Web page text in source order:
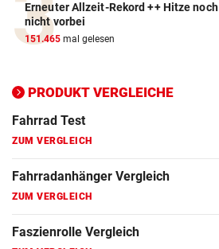
Erneuter Allzeit-Rekord ++ Hitze noch
nicht vorbei
151.465 mal gelesen
PRODUKT VERGLEICHE
Elektro-Scooter Vergleich
ZUM VERGLEICH
ZUM VERGLEICH
Fahrrad Test
ZUM VERGLEICH
Fahrradanhänger Vergleich
ZUM VERGLEICH
Faszienrolle Vergleich